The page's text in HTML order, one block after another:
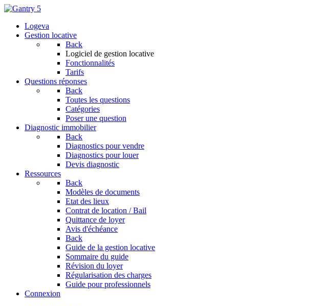
Logeva
Gestion locative
Back
Logiciel de gestion locative
Fonctionnalités
Tarifs
Questions réponses
Back
Toutes les questions
Catégories
Poser une question
Diagnostic immobilier
Back
Diagnostics pour vendre
Diagnostics pour louer
Devis diagnostic
Ressources
Back
Modèles de documents
Etat des lieux
Contrat de location / Bail
Quittance de loyer
Avis d'échéance
Back
Guide de la gestion locative
Sommaire du guide
Révision du loyer
Régularisation des charges
Guide pour professionnels
Connexion